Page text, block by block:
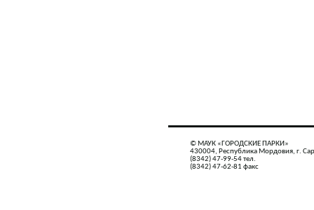
© МАУК «ГОРОДСКИЕ ПАРКИ»
430004, Республика Мордовия, г.
(8342) 47-99-54 тел.
(8342) 47-62-81 факс